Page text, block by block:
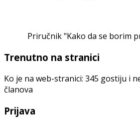
Priručnik "Kako da se borim
Trenutno na stranici
Ko je na web-stranici: 345 gostiju i
članova
Prijava